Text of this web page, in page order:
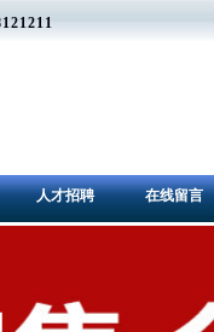
人才招聘 在线留言